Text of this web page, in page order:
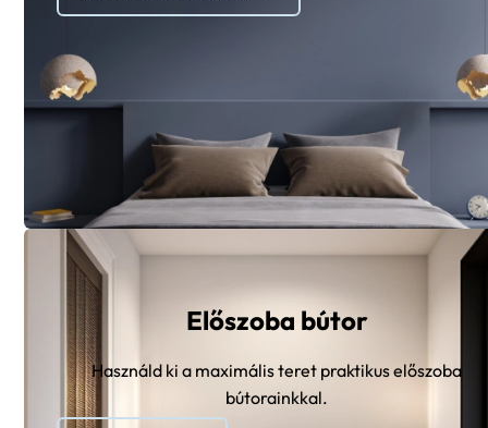
Előszoba bútor
Használd ki a maximális teret praktikus előszoba
bútorainkkal.